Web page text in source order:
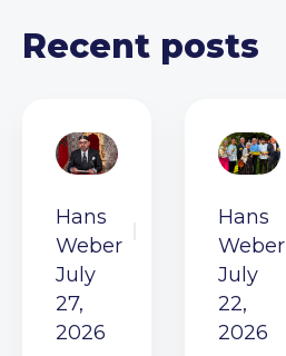
Recent posts
Hans
Weber
July
27,
2026
Hans
Weber
July
22,
2026